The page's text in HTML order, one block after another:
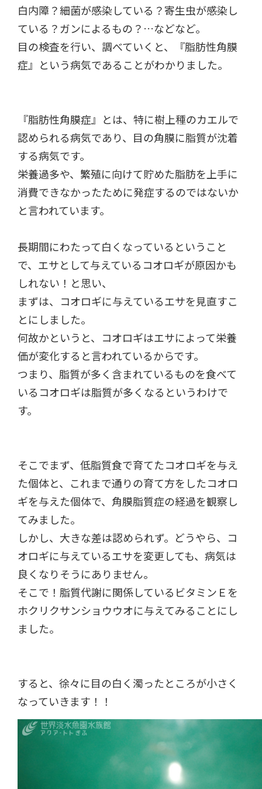
白内障？細菌が感染している？寄生虫が感染し
ている？ガンによるもの？…などなど。
目の検査を行い、調べていくと、『脂肪性角膜
症』という病気であることがわかりました。
『脂肪性角膜症』とは、特に樹上種のカエルで
認められる病気であり、目の角膜に脂質が沈着
する病気です。
栄養過多や、繁殖に向けて貯めた脂肪を上手に
消費できなかったために発症するのではないか
と言われています。
長期間にわたって白くなっているということ
で、エサとして与えているコオロギが原因かも
しれない！と思い、
まずは、コオロギに与えているエサを見直すこ
とにしました。
何故かというと、コオロギはエサによって栄養
価が変化すると言われているからです。
つまり、脂質が多く含まれているものを食べて
いるコオロギは脂質が多くなるというわけで
す。
そこでまず、低脂質食で育てたコオロギを与え
た個体と、これまで通りの育て方をしたコオロ
ギを与えた個体で、角膜脂質症の経過を観察し
てみました。
しかし、大きな差は認められず。どうやら、コ
オロギに与えているエサを変更しても、病気は
良くなりそうにありません。
そこで！脂質代謝に関係しているビタミンＥを
ホクリクサンショウウオに与えてみることにし
ました。
すると、徐々に目の白く濁ったところが小さく
なっていきます！！